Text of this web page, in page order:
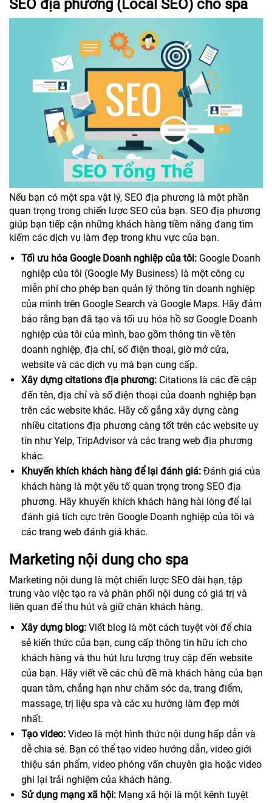
SEO địa phương (Local SEO) cho spa
Nếu bạn có một spa vật lý, SEO địa phương là một phần
quan trọng trong chiến lược SEO của bạn. SEO địa phương
giúp bạn tiếp cận những khách hàng tiềm năng đang tìm
kiếm các dịch vụ làm đẹp trong khu vực của bạn.
Tối ưu hóa Google Doanh nghiệp của tôi: Google Doanh
nghiệp của tôi (Google My Business) là một công cụ
miễn phí cho phép bạn quản lý thông tin doanh nghiệp
của mình trên Google Search và Google Maps. Hãy đảm
bảo rằng bạn đã tạo và tối ưu hóa hồ sơ Google Doanh
nghiệp của tôi của mình, bao gồm thông tin về tên
doanh nghiệp, địa chỉ, số điện thoại, giờ mở cửa,
website và các dịch vụ mà bạn cung cấp.
Xây dựng citations địa phương: Citations là các đề cập
đến tên, địa chỉ và số điện thoại của doanh nghiệp bạn
trên các website khác. Hãy cố gắng xây dựng càng
nhiều citations địa phương càng tốt trên các website uy
tín như Yelp, TripAdvisor và các trang web địa phương
khác.
Khuyến khích khách hàng để lại đánh giá: Đánh giá của
khách hàng là một yếu tố quan trọng trong SEO địa
phương. Hãy khuyến khích khách hàng hài lòng để lại
đánh giá tích cực trên Google Doanh nghiệp của tôi và
các trang web đánh giá khác.
Marketing nội dung cho spa
Marketing nội dung là một chiến lược SEO dài hạn, tập
trung vào việc tạo ra và phân phối nội dung có giá trị và
liên quan để thu hút và giữ chân khách hàng.
Xây dựng blog: Viết blog là một cách tuyệt vời để chia
sẻ kiến thức của bạn, cung cấp thông tin hữu ích cho
khách hàng và thu hút lưu lượng truy cập đến website
của bạn. Hãy viết về các chủ đề mà khách hàng của bạn
quan tâm, chẳng hạn như chăm sóc da, trang điểm,
massage, trị liệu spa và các xu hướng làm đẹp mới
nhất.
Tạo video: Video là một hình thức nội dung hấp dẫn và
dễ chia sẻ. Bạn có thể tạo video hướng dẫn, video giới
thiệu sản phẩm, video phỏng vấn chuyên gia hoặc video
ghi lại trải nghiệm của khách hàng.
Sử dụng mạng xã hội: Mạng xã hội là một kênh tuyệt